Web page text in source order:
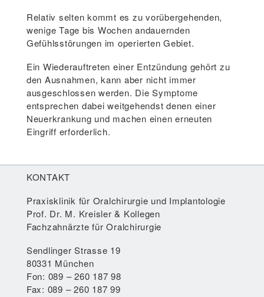
Relativ selten kommt es zu vorübergehenden,
wenige Tage bis Wochen andauernden
Gefühlsstörungen im operierten Gebiet.
Ein Wiederauftreten einer Entzündung gehört zu
den Ausnahmen, kann aber nicht immer
ausgeschlossen werden. Die Symptome
entsprechen dabei weitgehendst denen einer
Neuerkrankung und machen einen erneuten
Eingriff erforderlich.
KONTAKT
Praxisklinik für Oralchirurgie und Implantologie
Prof. Dr. M. Kreisler & Kollegen
Fachzahnärzte für Oralchirurgie
Sendlinger Strasse 19
80331 München
Fon: 089 – 260 187 98
Fax: 089 – 260 187 99